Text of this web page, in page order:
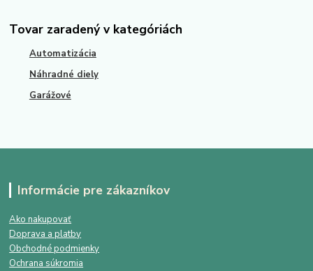
Tovar zaradený v kategóriách
Automatizácia
Náhradné diely
Garážové
Informácie pre zákazníkov
Ako nakupovať
Doprava a platby
Obchodné podmienky
Ochrana súkromia